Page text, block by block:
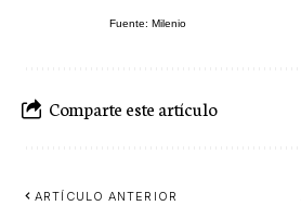
Fuente: Milenio
Comparte este artículo
ARTÍCULO ANTERIOR